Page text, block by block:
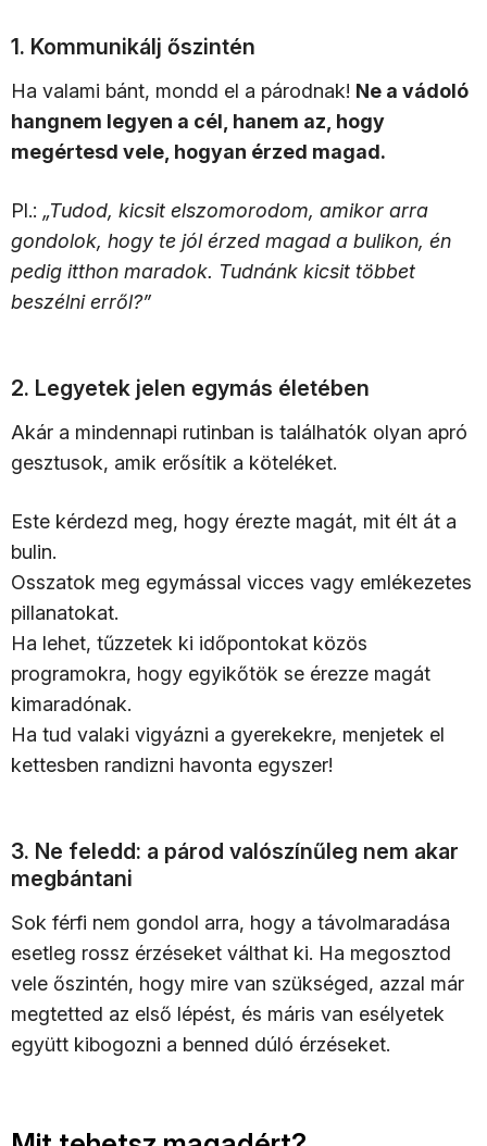
1. Kommunikálj őszintén
Ha valami bánt, mondd el a párodnak! Ne a vádoló
hangnem legyen a cél, hanem az, hogy
megértesd vele, hogyan érzed magad.
Pl.: „Tudod, kicsit elszomorodom, amikor arra
gondolok, hogy te jól érzed magad a bulikon, én
pedig itthon maradok. Tudnánk kicsit többet
beszélni erről?”
2. Legyetek jelen egymás életében
Akár a mindennapi rutinban is találhatók olyan apró
gesztusok, amik erősítik a köteléket.
Este kérdezd meg, hogy érezte magát, mit élt át a
bulin.
Osszatok meg egymással vicces vagy emlékezetes
pillanatokat.
Ha lehet, tűzzetek ki időpontokat közös
programokra, hogy egyikőtök se érezze magát
kimaradónak.
Ha tud valaki vigyázni a gyerekekre, menjetek el
kettesben randizni havonta egyszer!
3. Ne feledd: a párod valószínűleg nem akar
megbántani
Sok férfi nem gondol arra, hogy a távolmaradása
esetleg rossz érzéseket válthat ki. Ha megosztod
vele őszintén, hogy mire van szükséged, azzal már
megtetted az első lépést, és máris van esélyetek
együtt kibogozni a benned dúló érzéseket.